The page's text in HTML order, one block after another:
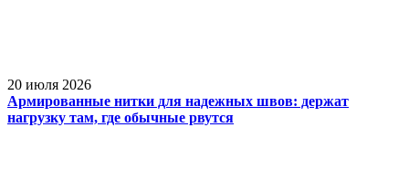
20 июля 2026
Армированные нитки для надежных швов: держат
нагрузку там, где обычные рвутся